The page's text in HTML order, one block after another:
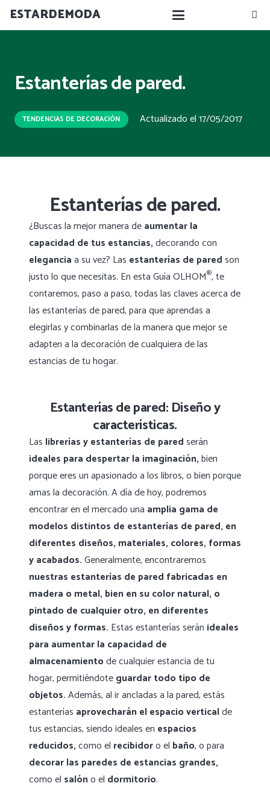
ESTARDEMODA
Estanterías de pared.
TENDENCIAS DE DECORACIÓN Actualizado el17/05/2017
Estanterías de pared.
¿Buscas la mejor manera deaumentar la
capacidad de tus estancias,decorando con
eleganciaa su vez? Las estanterías de paredson
justo lo que necesitas. En esta Guía OLHOM®, te
contaremos, paso a paso, todas las claves acerca de
las estanterías de pared, para que aprendas a
elegirlas y combinarlas de la manera que mejor se
adapten a la decoración de cualquiera de las
estancias de tu hogar.
Estanterías de pared: Diseño y
características.
Las librerías y estanterías de paredserán
ideales para despertar la imaginación,bien
porque eres un apasionado a los libros, o bien porque
amas la decoración. A día de hoy, podremos
encontrar en el mercado una amplia gama de
modelos distintos de estanterías de pared, en
diferentes diseños, materiales, colores, formas
y acabados.Generalmente, encontraremos
nuestras estanterías de pared fabricadas en
madera o metal, bien en su color natural, o
pintado de cualquier otro, en diferentes
diseños y formas. Estas estanterías serán ideales
para aumentar la capacidad de
almacenamientode cualquier estancia de tu
hogar, permitiéndoteguardar todo tipo de
objetos.Además, al ir ancladas a la pared, estás
estanterías aprovecharán el espacio verticalde
tus estancias, siendo ideales en espacios
reducidos,como el recibidoro el baño, o para
decorar las paredes de estancias grandes,
como el salóno el dormitorio.